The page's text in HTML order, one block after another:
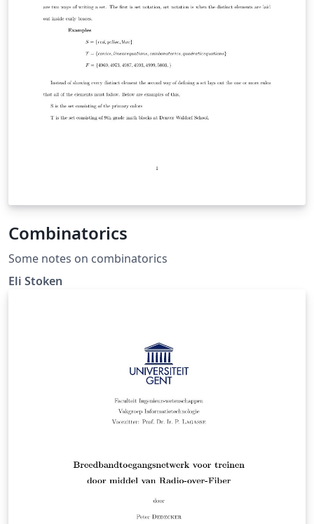
Combinatorics
Some notes on combinatorics
Eli Stoken